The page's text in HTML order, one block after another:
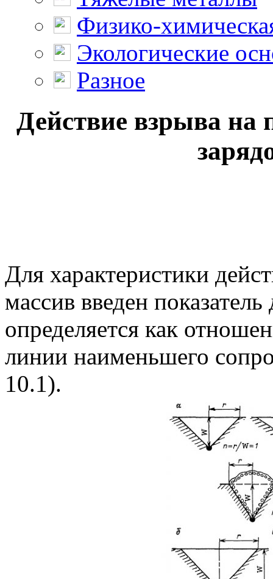
Физико-
Экологические
Разное
Действие взрыва на
Для характеристики
массив введен
определяется как
линии наименьшего
10.1).